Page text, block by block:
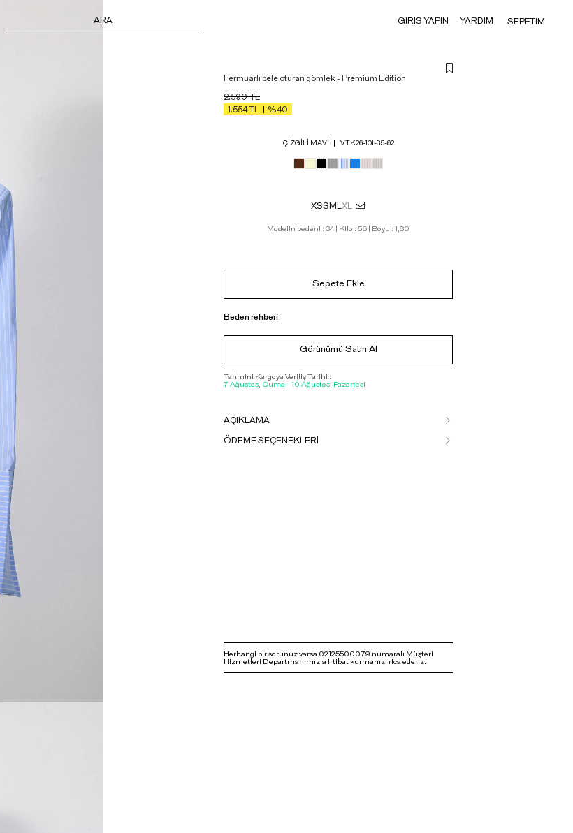
ARA GIRIS YAPIN YARDIM SEPETIM
Fermuarlı bele oturan gömlek - Premium Edition
2.590TL
1.554 TL %40
ÇIZGILI MAVI VTK26-101-35-62
XSS M LXL
Modelin bedeni : 34 | Kilo : 56 | Boyu : 1,80
Sepete Ekle
Beden rehberi
Görünümü Satın Al
Tahmini Kargoya Veriliş Tarihi :
7 Ağustos, Cuma - 10 Ağustos, Pazartesi
AÇIKLAMA
ÖDEME SEÇENEKLERİ
Herhangi bir sorunuz varsa 02125500079 numaralı Müşteri
Hizmetleri Departmanımızla irtibat kurmanızı rica ederiz.